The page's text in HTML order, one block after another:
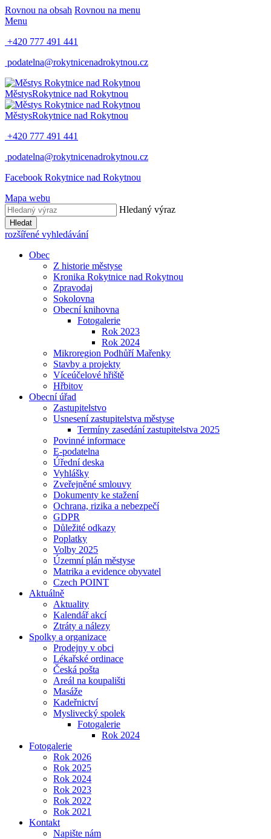
Rovnou na obsah Rovnou na menu
Menu
+420 777 491 441
podatelna@rokytnicenadrokytnou.cz
MěstysRokytnice nad Rokytnou
MěstysRokytnice nad Rokytnou
+420 777 491 441
podatelna@rokytnicenadrokytnou.cz
Facebook Rokytnice nad Rokytnou
Mapa webu
Hledaný výraz
Hledat
rozšířené vyhledávání
Obec
Z historie městyse
Kronika Rokytnice nad Rokytnou
Zpravodaj
Sokolovna
Obecní knihovna
Fotogalerie
Rok 2023
Rok 2024
Mikroregion Podhůří Mařenky
Stavby a projekty
Víceúčelové hřiště
Hřbitov
Obecní úřad
Zastupitelstvo
Usnesení zastupitelstva městyse
Termíny zasedání zastupitelstva 2025
Povinné informace
E-podatelna
Úřední deska
Vyhlášky
Zveřejněné smlouvy
Dokumenty ke stažení
Ochrana, rizika a nebezpečí
GDPR
Důležité odkazy
Poplatky
Volby 2025
Územní plán městyse
Matrika a evidence obyvatel
Czech POINT
Aktuálně
Aktuality
Kalendář akcí
Ztráty a nálezy
Spolky a organizace
Prodejny v obci
Lékařské ordinace
Česká pošta
Areál na koupališti
Masáže
Kadeřnictví
Myslivecký spolek
Fotogalerie
Rok 2024
Fotogalerie
Rok 2026
Rok 2025
Rok 2024
Rok 2023
Rok 2022
Rok 2021
Kontakt
Napište nám